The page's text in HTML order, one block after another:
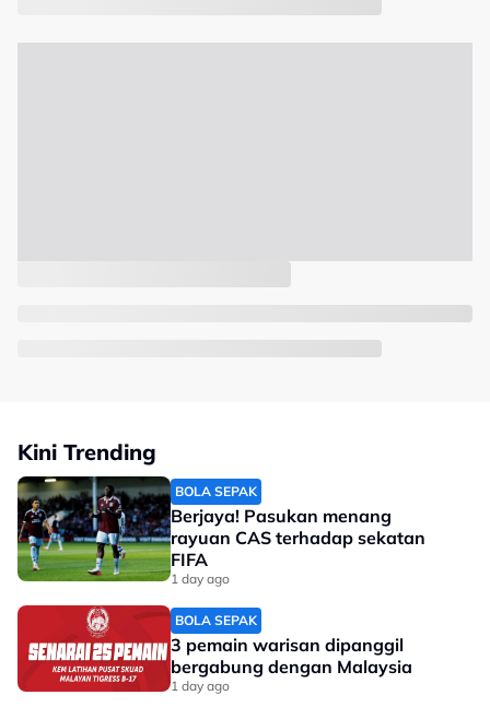
Kini Trending
BOLA SEPAK
Berjaya! Pasukan menang
rayuan CAS terhadap sekatan
FIFA
1 day ago
BOLA SEPAK
3 pemain warisan dipanggil
bergabung dengan Malaysia
1 day ago